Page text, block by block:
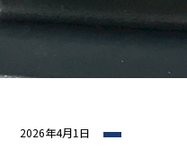
2026年4月1日